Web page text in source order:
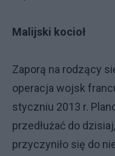
Malijski kocioł
Zaporą na rodzący
operacja wojsk
styczniu 2013 r.
przedłużać do
przyczyniło się do